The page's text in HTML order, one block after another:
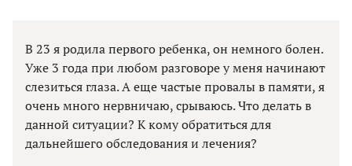
В 23 я родила первого ребенка, он немного болен.
Уже 3 года при любом разговоре у меня начинают
слезиться глаза. А еще частые провалы в памяти, я
очень много нервничаю, срываюсь. Что делать в
данной ситуации? К кому обратиться для
дальнейшего обследования и лечения?